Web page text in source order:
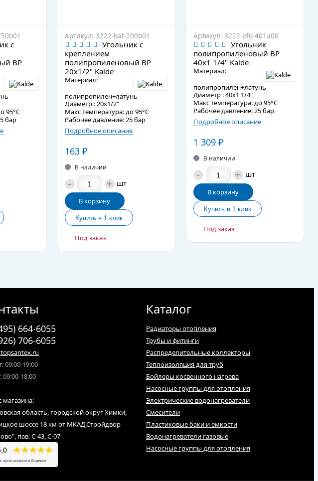
с
ВР
95°C
бар
Артикул: 3222-bat-200b01
Угольник с
креплением
полипропиленовый ВР
20х1/2" Kalde
Материал:
полипропилен+латунь
Диаметр : 20х1/2"
Макс температура: до 95°C
Рабочее давление: 25 бар
Подробное описание
163 ₽
В наличии
- + шт
В корзину
Под заказ
Артикул: 3222-efo-401a06
Угольник
полипропиленовый ВР
40x1 1/4" Kalde
Материал:
полипропилен+латунь
Диаметр : 40x1 1/4"
Макс температура: до 95°C
Рабочее давление: 25 бар
Подробное описание
1 309 ₽
В наличии
- + шт
В корзину
Под заказ
664-6055
706-6055
09:00-19:00
09:00-18:00
магазина:
область, городской округ Химки,
шоссе 18 км от МКАД,Стройдвор
пав. С-43, С-07
Каталог
Радиаторы отопления
Трубы и фитинги
Распределительные коллекторы
Теплоизоляция для труб
Бойлеры косвенного нагрева
Насосные группы для отопления
Электрические водонагреватели
Смесители
Пластиковые баки и емкости
Водонагреватели газовые
Насосные группы для отопления